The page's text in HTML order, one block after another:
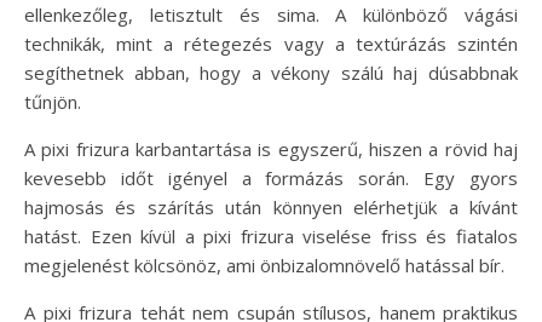
ellenkezőleg, letisztult és sima. A különböző vágási
technikák, mint a rétegezés vagy a textúrázás szintén
segíthetnek abban, hogy a vékony szálú haj dúsabbnak
tűnjön.
A pixi frizura karbantartása is egyszerű, hiszen a rövid haj
kevesebb időt igényel a formázás során. Egy gyors
hajmosás és szárítás után könnyen elérhetjük a kívánt
hatást. Ezen kívül a pixi frizura viselése friss és fiatalos
megjelenést kölcsönöz, ami önbizalomnövelő hatással bír.
A pixi frizura tehát nem csupán stílusos, hanem praktikus